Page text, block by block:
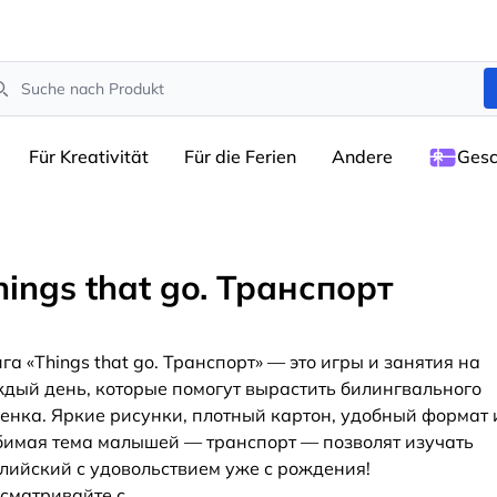
Für Kreativität Für die Ferien Andere
that go. Транспорт
«Things that go. Транспорт» — это игры и занятия на
день, которые помогут вырастить билингвального
Яркие рисунки, плотный картон, удобный формат
тема малышей — транспорт — позволят изучать
с удовольствием уже с рождения!